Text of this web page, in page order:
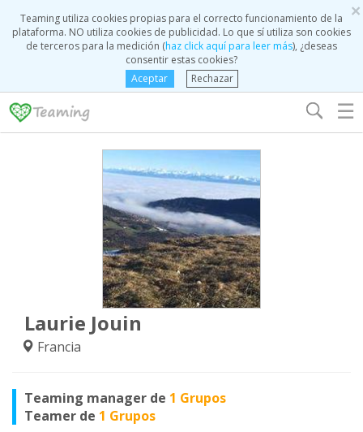
×
Teaming utiliza cookies propias para el correcto funcionamiento de la
plataforma. NO utiliza cookies de publicidad. Lo que sí utiliza son cookies
de terceros para la medición (haz click aquí para leer más), ¿deseas
consentir estas cookies?
Aceptar
Rechazar
☰
Laurie Jouin
Francia
Teaming manager de 1 Grupos
Teamer de 1 Grupos